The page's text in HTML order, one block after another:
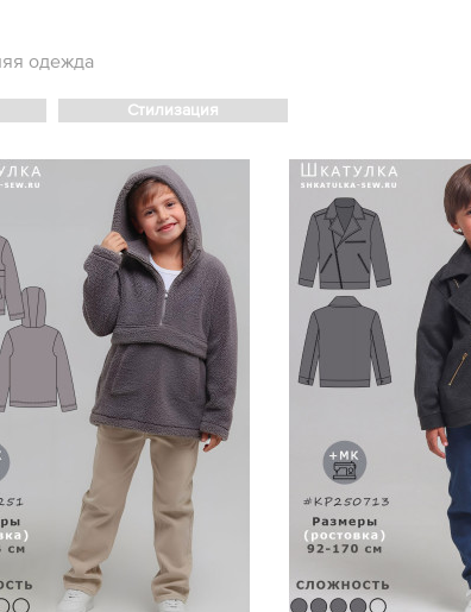
одежда
Стилизация